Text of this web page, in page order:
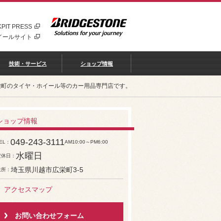
PRESS
ルサイト
技術・サービス ショップ情報
のタイヤ・ホイール等のカー用品専門店です。
ョップ情報
049-243-3111AM10:00～PM6:00
日 水曜日
所 埼玉県川越市広栄町3-5
アクセスマップ
お問い合わせフォーム